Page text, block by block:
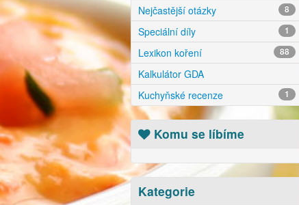
Nejčastější otázky 8
Speciální díly 1
Lexikon koření 88
Kalkulátor GDA
Kuchyňské recenze
1
Komu se líbíme
Kategorie